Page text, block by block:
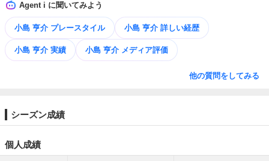
Agent i に聞いてみよう
小島 亨介 プレースタイル 小島 亨介 詳しい経歴
小島 亨介 実績 小島 亨介 メディア評価
他の質問をしてみる
シーズン成績
個人成績